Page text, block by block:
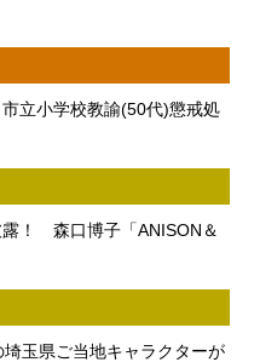
立小学校教諭(50代)懲戒処
！ 森口博子「ANISON＆
玉県ご当地キャラクターが